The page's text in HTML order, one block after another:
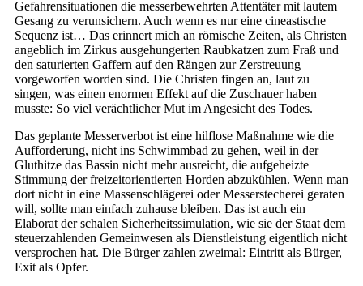
Gefahrensituationen die messerbewehrten Attentäter mit lautem
Gesang zu verunsichern. Auch wenn es nur eine cineastische
Sequenz ist… Das erinnert mich an römische Zeiten, als Christen
angeblich im Zirkus ausgehungerten Raubkatzen zum Fraß und
den saturierten Gaffern auf den Rängen zur Zerstreuung
vorgeworfen worden sind. Die Christen fingen an, laut zu
singen, was einen enormen Effekt auf die Zuschauer haben
musste: So viel verächtlicher Mut im Angesicht des Todes.
Das geplante Messerverbot ist eine hilflose Maßnahme wie die
Aufforderung, nicht ins Schwimmbad zu gehen, weil in der
Gluthitze das Bassin nicht mehr ausreicht, die aufgeheizte
Stimmung der freizeitorientierten Horden abzukühlen. Wenn man
dort nicht in eine Massenschlägerei oder Messerstecherei geraten
will, sollte man einfach zuhause bleiben. Das ist auch ein
Elaborat der schalen Sicherheitssimulation, wie sie der Staat dem
steuerzahlenden Gemeinwesen als Dienstleistung eigentlich nicht
versprochen hat. Die Bürger zahlen zweimal: Eintritt als Bürger,
Exit als Opfer.